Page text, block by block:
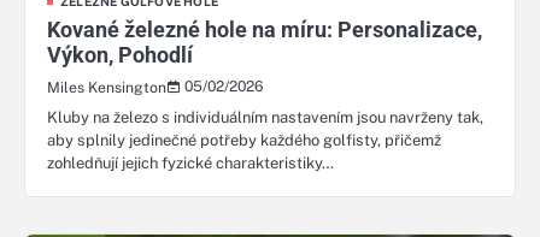
Kované železné hole na míru: Personalizace,
Výkon, Pohodlí
Miles Kensington
05/02/2026
Kluby na železo s individuálním nastavením jsou navrženy tak,
aby splnily jedinečné potřeby každého golfisty, přičemž
zohledňují jejich fyzické charakteristiky…